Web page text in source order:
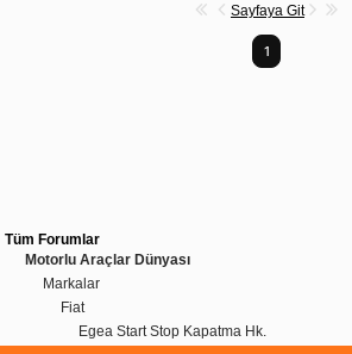
Sayfaya Git
1
Tüm Forumlar
Motorlu Araçlar Dünyası
Markalar
Fiat
Egea Start Stop Kapatma Hk.